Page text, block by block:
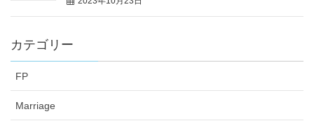
カテゴリー
FP
Marriage